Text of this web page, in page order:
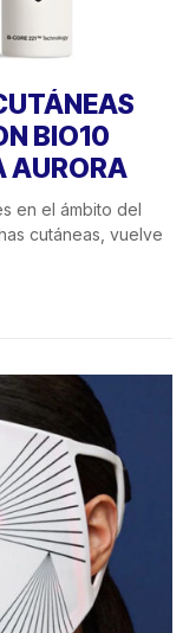
BIO10
AURORA
en el ámbito del
cutáneas, vuelve